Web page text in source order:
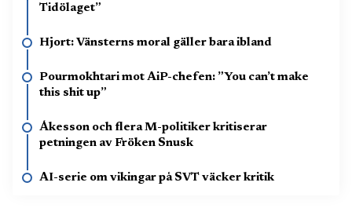
Tidölaget”
Hjort: Vänsterns moral gäller bara ibland
Pourmokhtari mot AiP-chefen: ”You can’t make
this shit up”
Åkesson och flera M-politiker kritiserar
petningen av Fröken Snusk
AI-serie om vikingar på SVT väcker kritik